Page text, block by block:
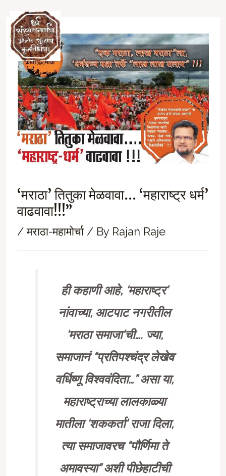
content
‘मराठा’ तितुका मेळवावा… ‘महाराष्ट्र धर्म’
वाढवावा!!!”
/मराठा-महामोर्चा/ By Rajan Raje
ही कहाणी आहे, ‘महाराष्ट्र’
नांवाच्या, आटपाट नगरीतील
‘मराठा समाजा’ची…. ज्या,
समाजानं“प्रतिपश्चंद्र लेखेव
वर्धिष्णू विश्ववंदिता…” असा या,
महाराष्ट्राच्या लालकाळ्या
मातीला‘शककर्ता’राजा दिला,
त्या समाजावरच“पौर्णिमा ते
अमावस्या” अशी पीछेहाटीची